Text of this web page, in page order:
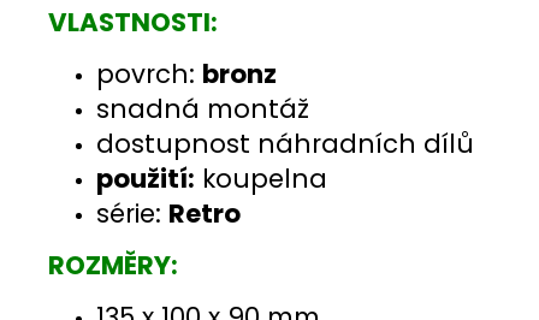
VLASTNOSTI:
povrch: bronz
snadná montáž
dostupnost náhradních dílů
použití: koupelna
série: Retro
ROZMĚRY: